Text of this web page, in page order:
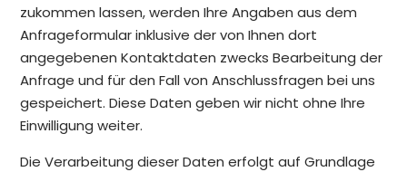
zukommen lassen, werden Ihre Angaben aus dem
Anfrageformular inklusive der von Ihnen dort
angegebenen Kontaktdaten zwecks Bearbeitung der
Anfrage und für den Fall von Anschlussfragen bei uns
gespeichert. Diese Daten geben wir nicht ohne Ihre
Einwilligung weiter.
Die Verarbeitung dieser Daten erfolgt auf Grundlage